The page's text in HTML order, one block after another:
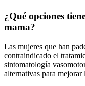
¿Qué opciones
mama?
Las mujeres que han
contraindicado el
sintomatología
alternativas para mejorar